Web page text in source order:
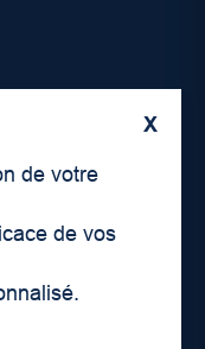
X
de votre
de vos